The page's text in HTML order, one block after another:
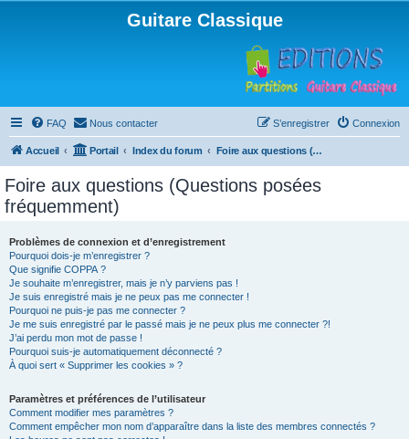
Guitare Classique
FAQ Nous contacter Connexion
S’enregistrer
Accueil Portail Index du forum Foire aux questions (Questions posées fréquemment)
Foire aux questions (Questions posées
fréquemment)
Problèmes de connexion et d’enregistrement
Pourquoi dois-je m’enregistrer ?
Que signifie COPPA ?
Je souhaite m’enregistrer, mais je n’y parviens pas !
Je suis enregistré mais je ne peux pas me connecter !
Pourquoi ne puis-je pas me connecter ?
Je me suis enregistré par le passé mais je ne peux plus me connecter ?!
J’ai perdu mon mot de passe !
Pourquoi suis-je automatiquement déconnecté ?
À quoi sert « Supprimer les cookies » ?
Paramètres et préférences de l’utilisateur
Comment modifier mes paramètres ?
Comment empêcher mon nom d’apparaître dans la liste des membres connectés ?